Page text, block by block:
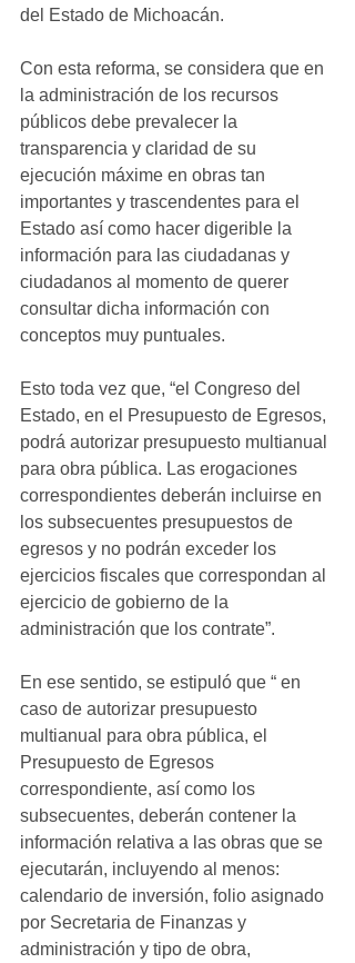
del Estado de Michoacán.
Con esta reforma, se considera que en
la administración de los recursos
públicos debe prevalecer la
transparencia y claridad de su
ejecución máxime en obras tan
importantes y trascendentes para el
Estado así como hacer digerible la
información para las ciudadanas y
ciudadanos al momento de querer
consultar dicha información con
conceptos muy puntuales.
Esto toda vez que, “el Congreso del
Estado, en el Presupuesto de Egresos,
podrá autorizar presupuesto multianual
para obra pública. Las erogaciones
correspondientes deberán incluirse en
los subsecuentes presupuestos de
egresos y no podrán exceder los
ejercicios fiscales que correspondan al
ejercicio de gobierno de la
administración que los contrate”.
En ese sentido, se estipuló que “ en
caso de autorizar presupuesto
multianual para obra pública, el
Presupuesto de Egresos
correspondiente, así como los
subsecuentes, deberán contener la
información relativa a las obras que se
ejecutarán, incluyendo al menos:
calendario de inversión, folio asignado
por Secretaria de Finanzas y
administración y tipo de obra,